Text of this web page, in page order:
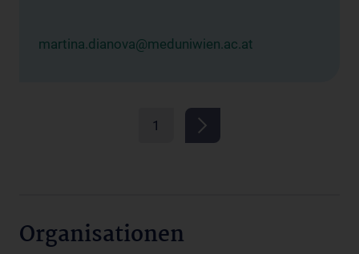
martina.dianova@meduniwien.ac.at
1
Organisationen